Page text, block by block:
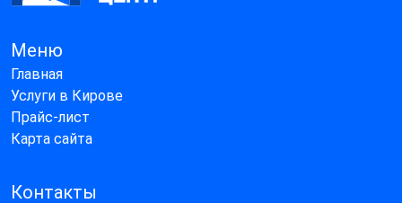
Меню
Главная
Услуги в Кирове
Прайс-лист
Карта сайта
Контакты